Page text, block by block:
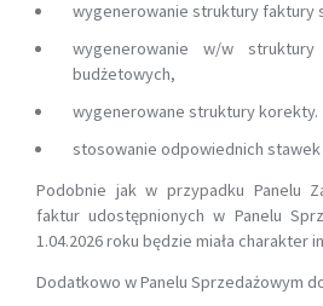
wygenerowanie struktury faktury
wygenerowanie w/w
budżetowych,
wygenerowane struktury korekty.
stosowanie odpowiednich stawek
Podobnie jak w przypadku Panelu
faktur udostępnionych w Panelu
1.04.2026 roku będzie miała charakter
Dodatkowo w Panelu Sprzedażowym